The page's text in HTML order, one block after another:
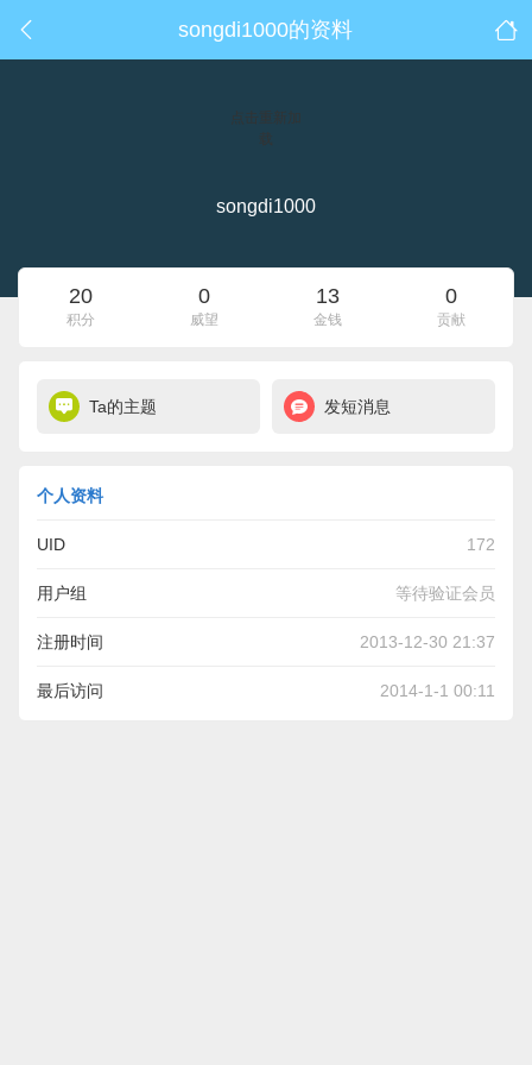
songdi1000的资料
点击重新加
songdi1000
20
积分
0
威望
13
金钱
0
贡献
Ta的主题 发短消息
个人资料
UID 172
用户组 等待验证会员
注册时间 2013-12-30 21:37
最后访问 2014-1-1 00:11